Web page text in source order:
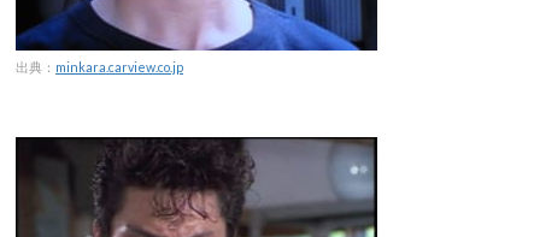
出典： minkara.carview.co.jp